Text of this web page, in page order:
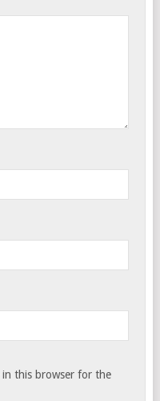
in this browser for the